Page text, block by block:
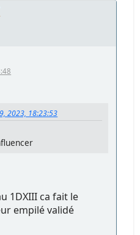
2023, 18:23:53
1DXIII ca fait le
empilé validé